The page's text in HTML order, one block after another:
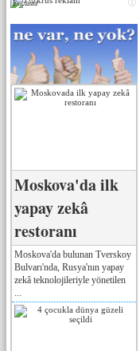
Реклама
Moskova'da ilk
yapay zekâ
restoranı
Moskova'da bulunan Tverskoy
Bulvarı'nda, Rusya'nın yapay
zekâ teknolojileriyle yönetilen